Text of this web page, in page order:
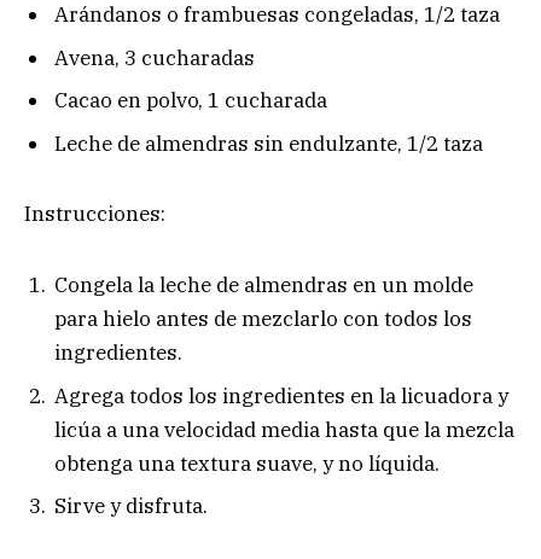
Arándanos o frambuesas congeladas, 1/2 taza
Avena, 3 cucharadas
Cacao en polvo, 1 cucharada
Leche de almendras sin endulzante, 1/2 taza
Instrucciones:
Congela la leche de almendras en un molde
para hielo antes de mezclarlo con todos los
ingredientes.
Agrega todos los ingredientes en la licuadora y
licúa a una velocidad media hasta que la mezcla
obtenga una textura suave, y no líquida.
Sirve y disfruta.